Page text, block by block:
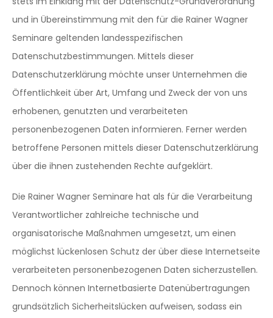
und in Übereinstimmung mit den für die Rainer Wagner
Seminare geltenden landesspezifischen
Datenschutzbestimmungen. Mittels dieser
Datenschutzerklärung möchte unser Unternehmen die
Öffentlichkeit über Art, Umfang und Zweck der von uns
erhobenen, genutzten und verarbeiteten
personenbezogenen Daten informieren. Ferner werden
betroffene Personen mittels dieser Datenschutzerklärung
über die ihnen zustehenden Rechte aufgeklärt.
Die Rainer Wagner Seminare hat als für die Verarbeitung
Verantwortlicher zahlreiche technische und
organisatorische Maßnahmen umgesetzt, um einen
möglichst lückenlosen Schutz der über diese Internetseite
verarbeiteten personenbezogenen Daten sicherzustellen.
Dennoch können Internetbasierte Datenübertragungen
grundsätzlich Sicherheitslücken aufweisen, sodass ein